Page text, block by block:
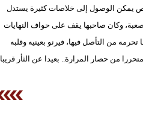
يمكن الوصول إلى خلاصات كثيرة يستدل
وكان صاحبها يقف على حواف النهايات
من التأصل فيها، فيرنو بعينيه وقلبه
من حصار المرارة.. بعيدا عن الثأر قريبا